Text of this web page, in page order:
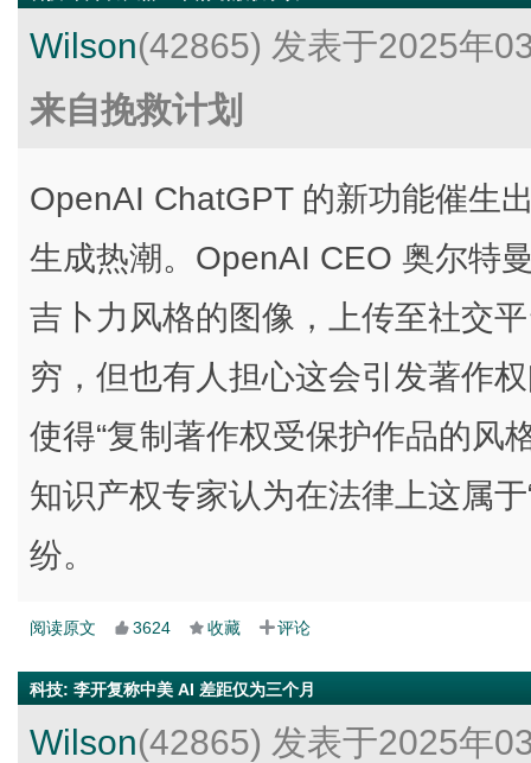
Wilson(42865) 发表于2025年
来自挽救计划
OpenAI ChatGPT 的新功能催生
生成热潮。OpenAI CEO 奥尔特
吉卜力风格的图像，上传至社交
穷，但也有人担心这会引发著作
使得“复制著作权受保护作品的风
知识产权专家认为在法律上这属
纷。
阅读原文 3624 收藏 评论
科技: 李开复称中美 AI 差距仅为三个月
Wilson(42865) 发表于2025年